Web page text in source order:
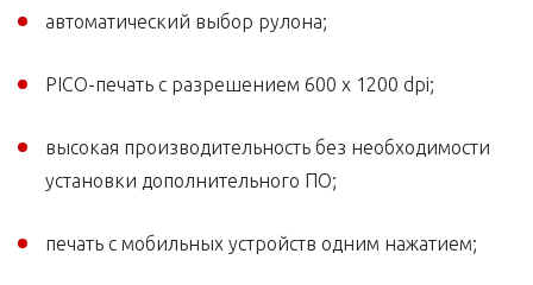
автоматический выбор рулона;
PICO-печать с разрешением 600 x 1200 dpi;
высокая производительность без необходимости
установки дополнительного ПО;
печать с мобильных устройств одним нажатием;